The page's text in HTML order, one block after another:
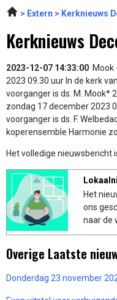
Extern Kerknieuws
Kerknieuws
2023-12-07 14:33:00 Mook
2023 09.30 uur In de kerk
voorganger is ds. M. Mook*
zondag 17 december 2023
voorganger is ds. F.
koperensemble Harmonie
Het volledige nieuwsbericht
Het
ons
naar de
Overige Laatste
Donderdag 23 november